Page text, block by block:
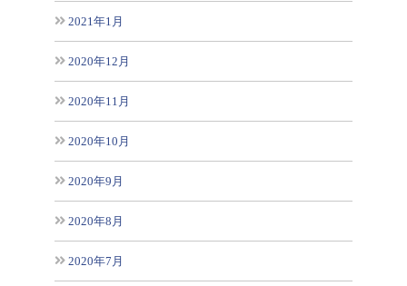
2021年1月
2020年12月
2020年11月
2020年10月
2020年9月
2020年8月
2020年7月